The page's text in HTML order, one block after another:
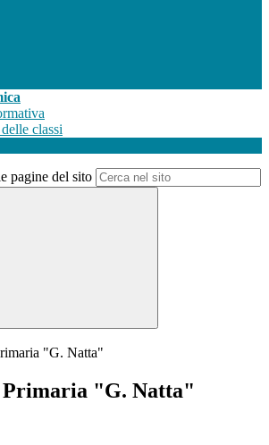
classi
pagine del sito
"G. Natta"
Primaria "G. Natta"